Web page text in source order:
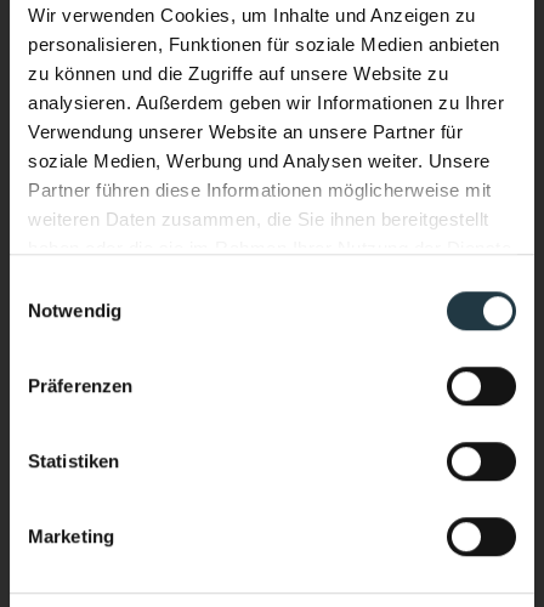
Wir verwenden Cookies, um Inhalte und Anzeigen zu
personalisieren, Funktionen für soziale Medien anbieten
zu können und die Zugriffe auf unsere Website zu
analysieren. Außerdem geben wir Informationen zu Ihrer
Verwendung unserer Website an unsere Partner für
soziale Medien, Werbung und Analysen weiter. Unsere
Partner führen diese Informationen möglicherweise mit
weiteren Daten zusammen, die Sie ihnen bereitgestellt
Notwendig
Präferenzen
Statistiken
Marketing
Zusätzliche Angaben oder Fragen
Ich interessiere mich für:
Bergsport/Alpinismus (Klettern, Skitouring,
Sport & Aktivurlaub (Wandern, Skifahren, geführte
Yoga & Meditationkarp
Performance & Soul – jetzt auch
Ganzjährig beheizt. Mit Blick auf die
Stärker heimkommen als ankommen.